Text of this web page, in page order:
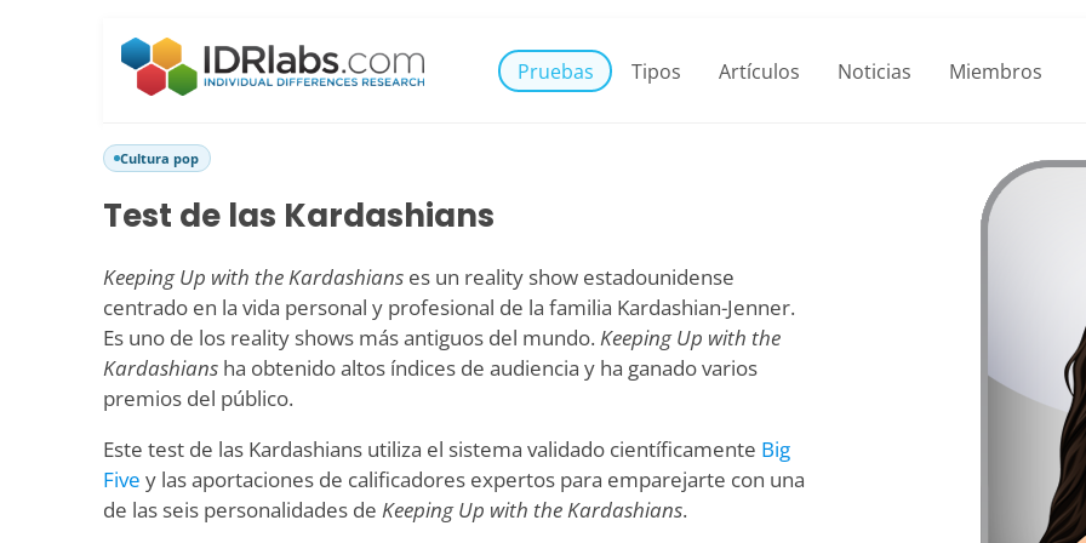
Pruebas Tipos Artículos Noticias Miembros
Cultura pop
Test de las Kardashians
Keeping Up with the Kardashians es un reality show estadounidense
centrado en la vida personal y profesional de la familia Kardashian-Jenner.
Es uno de los reality shows más antiguos del mundo. Keeping Up with the
Kardashians ha obtenido altos índices de audiencia y ha ganado varios
premios del público.
Este test de las Kardashians utiliza el sistema validado científicamente Big
Five y las aportaciones de calificadores expertos para emparejarte con una
de las seis personalidades de Keeping Up with the Kardashians.